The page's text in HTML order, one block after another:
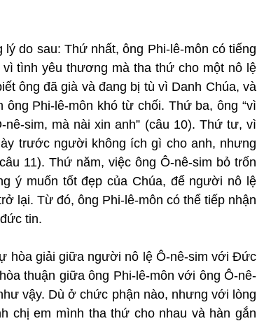
do sau: Thứ nhất, ông Phi-lê-môn có tiếng
tình yêu thương mà tha thứ cho một nô lệ
ông đã già và đang bị tù vì Danh Chúa, và
Phi-lê-môn khó từ chối. Thứ ba, ông “vì
sim, mà nài xin anh” (câu 10). Thứ tư, vì
trước người không ích gì cho anh, nhưng
11). Thứ năm, việc ông Ô-nê-sim bỏ trốn
ý muốn tốt đẹp của Chúa, để người nô lệ
lại. Từ đó, ông Phi-lê-môn có thể tiếp nhận
tin.
hòa giải giữa người nô lệ Ô-nê-sim với Đức
thuận giữa ông Phi-lê-môn với ông Ô-nê-
vậy. Dù ở chức phận nào, nhưng với lòng
chị em mình tha thứ cho nhau và hàn gắn